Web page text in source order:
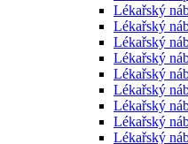
Lékařský
Lékařský
Lékařský
Lékařský
Lékařský
Lékařský
Lékařský
Lékařský
Lékařský